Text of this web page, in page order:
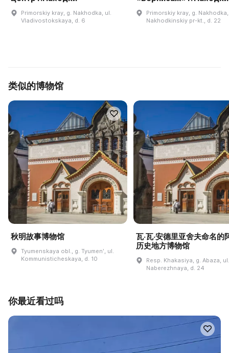
Primorskiy kray, g. Nakhodka, ul.
Vladivostokskaya, d. 6
Primorskiy kray, g. Nakhodka,
Nakhodkinskiy pr-kt., d. 22
类似的博物馆
秋明故事博物馆
Tyumenskaya obl., g. Tyumenʹ, ul.
Kommunisticheskaya, d. 10
瓦·瓦·安德里亚舍夫命名的
历史地方博物馆
Resp. Khakasiya, g. Abaza, ul.
Naberezhnaya, d. 24
你最近看过吗